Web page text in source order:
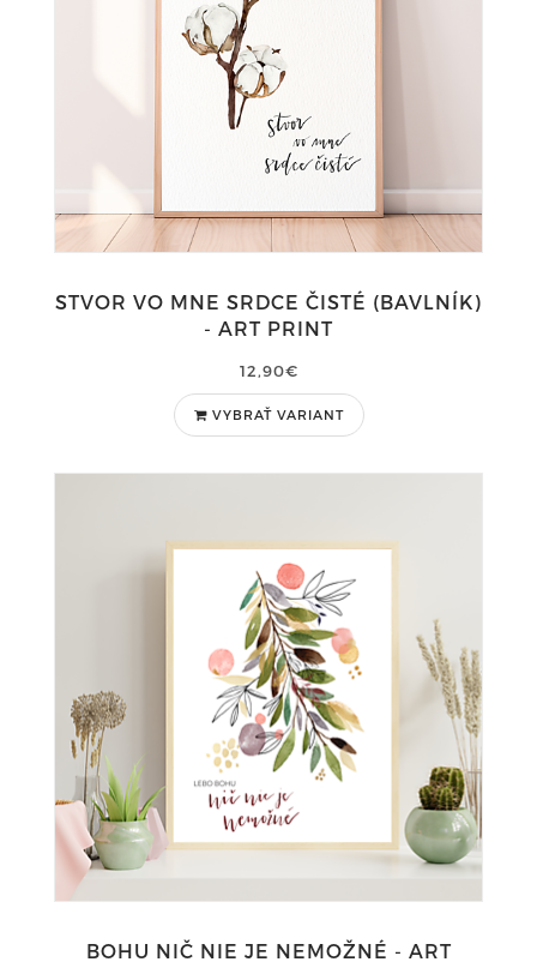
STVOR VO MNE SRDCE ČISTÉ (BAVLNÍK)
- ART PRINT
12,90€
VYBRAŤ VARIANT
BOHU NIČ NIE JE NEMOŽNÉ - ART